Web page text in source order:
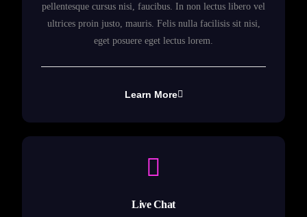
pellentesque cursus nisi, faucibus. In non lectus libero vel
ultrices proin justo, mauris. Felis nulla facilisis sit nisi,
eget posuere eget lectus lorem.
Learn More
Live Chat